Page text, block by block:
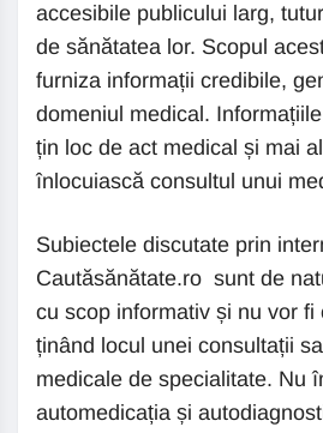
accesibile publicului larg,
de sănătatea lor. Scopul
furniza informații credibile,
domeniul medical.
țin loc de act medical și mai
înlocuiască consultul unui
Subiectele discutate prin
Cautăsănătate.ro sunt de
cu scop informativ și nu vor fi
ținând locul unei consultații
medicale de specialitate. Nu
automedicația și